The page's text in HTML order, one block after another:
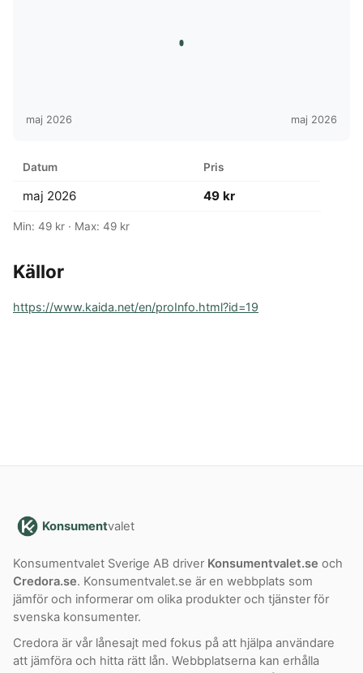
maj 2026 maj 2026
Datum Pris
maj 2026 49 kr
Min: 49 kr · Max: 49 kr
Källor
https://www.kaida.net/en/proInfo.html?id=19
Konsumentvalet
Konsumentvalet Sverige AB driver Konsumentvalet.se och
Credora.se. Konsumentvalet.se är en webbplats som
jämför och informerar om olika produkter och tjänster för
svenska konsumenter.
Credora är vår lånesajt med fokus på att hjälpa användare
att jämföra och hitta rätt lån. Webbplatserna kan erhålla